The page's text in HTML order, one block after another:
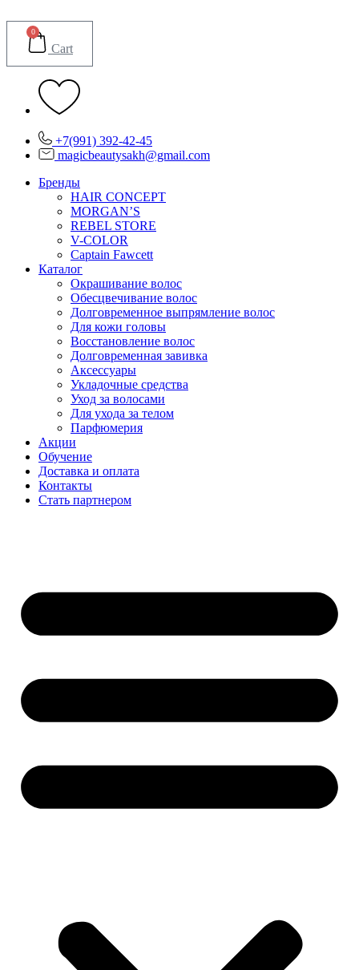
содержимому
0
Cart
+7(991) 392-42-45
magicbeautysakh@gmail.com
Бренды
HAIR CONCEPT
MORGAN’S
REBEL STORE
V-COLOR
Captain Fawcett
Каталог
Окрашивание волос
Обесцвечивание волос
Долговременное выпрямление волос
Для кожи головы
Восстановление волос
Долговременная завивка
Аксессуары
Укладочные средства
Уход за волосами
Для ухода за телом
Парфюмерия
Акции
Обучение
Доставка и оплата
Контакты
Стать партнером